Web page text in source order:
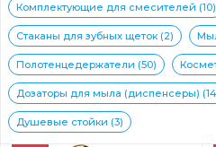
Комплектующие для смесителей (10)
Стаканы для зубных щеток (2)
Полотенцедержатели (50)
Дозаторы для мыла (диспенсеры)
Душевые стойки (3)